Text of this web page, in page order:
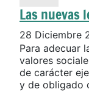
Las nuevas
28 Diciembre
Para adecuar
valores
de carácter
y de obligado